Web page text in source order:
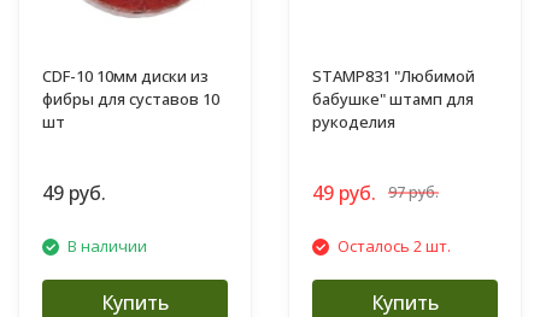
CDF-10 10мм диски из
фибры для суставов 10
шт
49 руб.
В наличии
Купить
STAMP831 "Любимой
бабушке" штамп для
рукоделия
49 руб. 97 руб.
Осталось 2 шт.
Купить